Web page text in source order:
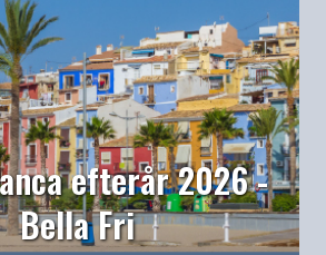
efterår 2026 -
Bella Fri